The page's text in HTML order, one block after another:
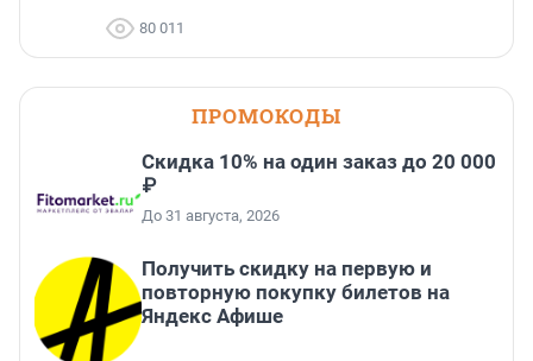
80 011
ПРОМОКОДЫ
Скидка 10% на один заказ до 20 000
₽
До 31 августа, 2026
Получить скидку на первую и
повторную покупку билетов на
Яндекс Афише